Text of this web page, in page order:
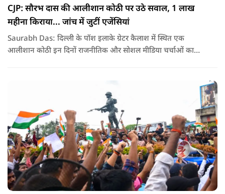
CJP: सौरभ दास की आलीशान कोठी पर उठे सवाल, 1 लाख
महीना किराया... जांच में जुटीं एजेंसियां
Saurabh Das: दिल्ली के पॉश इलाके ग्रेटर कैलाश में स्थित एक
आलीशान कोठी इन दिनों राजनीतिक और सोशल मीडिया चर्चाओं का